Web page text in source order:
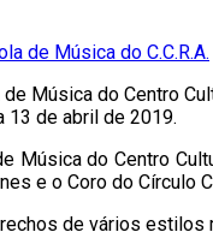
Música do Centro
13 de abril de 2019.
Música do Centro
e o Coro do Círculo
de vários